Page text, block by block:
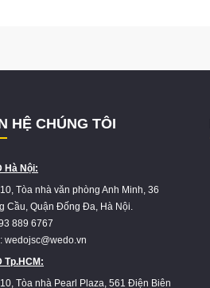
HỆ CHÚNG TÔI
Hà Nội:
Tòa nhà văn phòng Anh Minh, 36
Cầu, Quận Đống Đa, Hà Nội.
889 6767
wedojsc@wedo.vn
Tp.HCM:
Tòa nhà Pearl Plaza, 561 Điện Biên